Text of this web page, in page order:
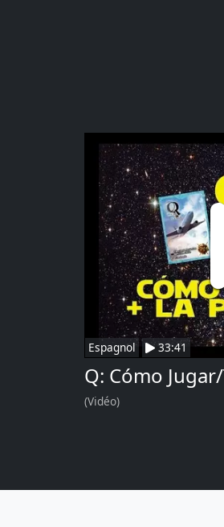
Espagnol 33:41
Q: Cómo
(Vidéo)